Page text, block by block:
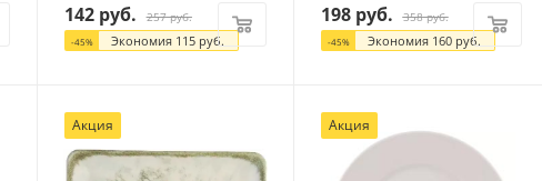
142руб. 257руб.
-45% Экономия 115руб.
198руб. 358руб.
-45% Экономия 160руб.
Акция Акция